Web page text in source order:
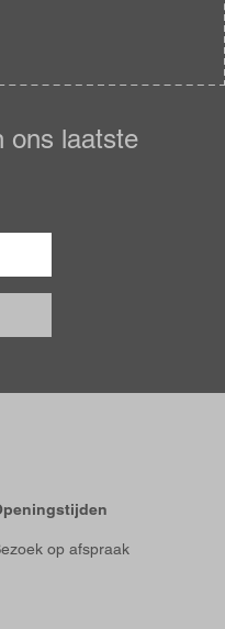
ons laatste
op afspraak